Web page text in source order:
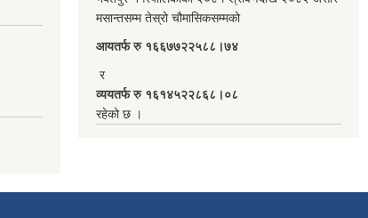
मसान्तसम्म तेस्रो चौमासिकसम्मको
आयतर्फ रु‌ १६६७७२२५८८।७४
र
व्ययतर्फ रु १६१४५२२८६८।०८
रहेको छ ।